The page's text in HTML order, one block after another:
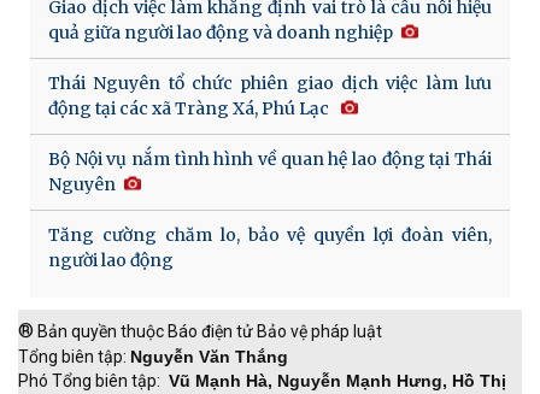
Giao dịch việc làm khẳng định vai trò là cầu nối hiệu
quả giữa người lao động và doanh nghiệp
Thái Nguyên tổ chức phiên giao dịch việc làm lưu
động tại các xã Tràng Xá, Phú Lạc
Bộ Nội vụ nắm tình hình về quan hệ lao động tại Thái
Nguyên
Tăng cường chăm lo, bảo vệ quyền lợi đoàn viên,
®Bản quyền thuộc Báo điện tử Bảo vệ pháp luật
Tổng biên tập: Nguyễn Văn Thắng